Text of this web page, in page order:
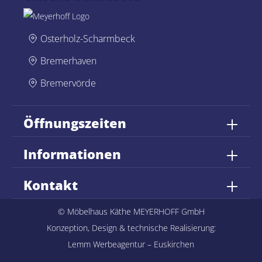
Osterholz-Scharmbeck
Bremerhaven
Bremervörde
Öffnungszeiten
Kontakt
Informationen
© Möbelhaus Käthe MEYERHOFF GmbH
Konzeption, Design & technische Realisierung:
Lemm Werbeagentur – Euskirchen